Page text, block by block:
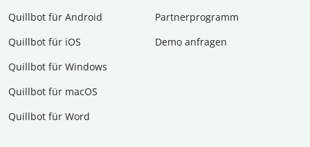
Quillbot für Android
Quillbot für iOS
Quillbot für Windows
Quillbot für macOS
Quillbot für Word
Partnerprogramm
Demo anfragen